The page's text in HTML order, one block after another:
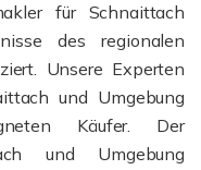
für Schnaittach
des regionalen
Unsere Experten
und Umgebung
Käufer. Der
und Umgebung